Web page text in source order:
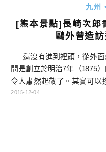
九州
[熊本景點]長崎次郎
鷗外曾造
還沒有進到裡頭，從外面
間是創立於明治7年（1875
令人肅然起敬了。其實可以
的事情。因為這間百年書店
2015-12-04